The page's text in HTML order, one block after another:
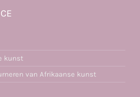
kunst
van Afrikaanse kunst